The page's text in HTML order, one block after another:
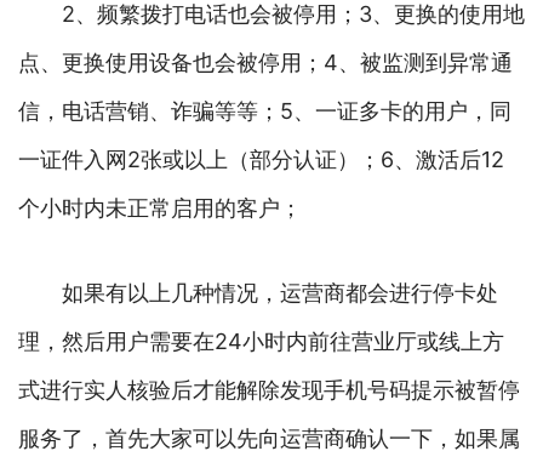
2、频繁拨打电话也会被停用；3、更换的使用地
点、更换使用设备也会被停用；4、被监测到异常通
信，电话营销、诈骗等等；5、一证多卡的用户，同
一证件入网2张或以上（部分认证）；6、激活后12
个小时内未正常启用的客户；
如果有以上几种情况，运营商都会进行停卡处
理，然后用户需要在24小时内前往营业厅或线上方
式进行实人核验后才能解除发现手机号码提示被暂停
服务了，首先大家可以先向运营商确认一下，如果属